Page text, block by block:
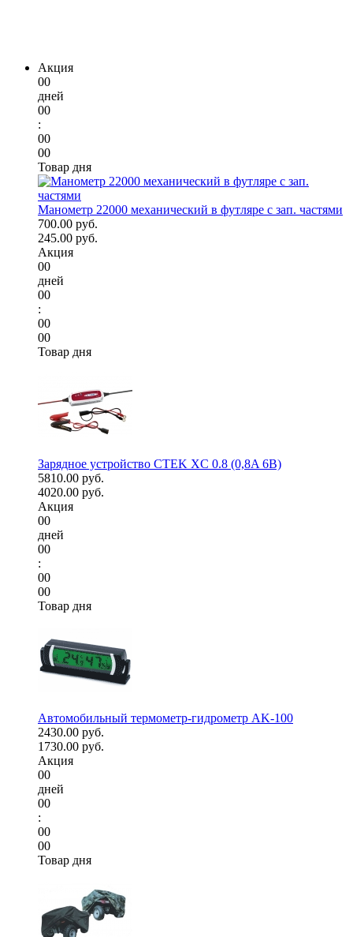
Акция
00
дней
00
:
00
00
Товар дня
Манометр 22000 механический в футляре с зап. частями
700.00 руб.
245.00 руб.
Акция
00
дней
00
:
00
00
Товар дня
Зарядное устройство CTEK XC 0.8 (0,8A 6В)
5810.00 руб.
4020.00 руб.
Акция
00
дней
00
:
00
00
Товар дня
Автомобильный термометр-гидрометр AK-100
2430.00 руб.
1730.00 руб.
Акция
00
дней
00
:
00
00
Товар дня